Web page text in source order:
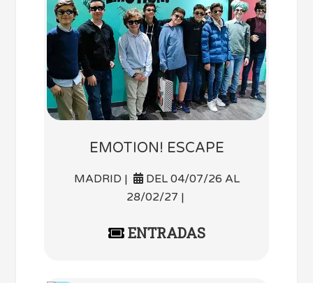
EMOTION! ESCAPE
MADRID |
DEL 04/07/26 AL
28/02/27 |
ENTRADAS